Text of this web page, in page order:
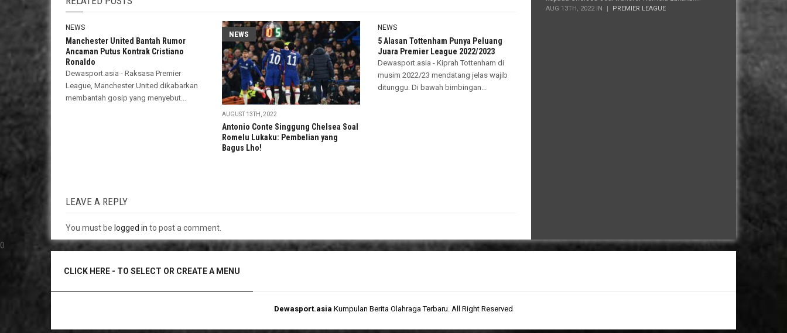
NEWS
Manchester United Bantah Rumor
Ancaman Putus Kontrak Cristiano
Ronaldo
Dewasport.asia - Raksasa Premier
League, Manchester United dikabarkan
membantah gosip yang menyebut...
NEWS
AUGUST 13TH, 2022
Antonio Conte Singgung Chelsea Soal
Romelu Lukaku: Pembelian yang
Bagus Lho!
NEWS
5 Alasan Tottenham Punya Peluang
Juara Premier League 2022/2023
Dewasport.asia - Kiprah Tottenham di
musim 2022/23 mendatang jelas wajib
ditunggu. Di bawah bimbingan...
LEAVE A REPLY
You must be logged in to post a comment.
AUG 13TH, 2022 IN PREMIER LEAGUE
0
CLICK HERE - TO SELECT OR CREATE A MENU
Dewasport.asia Kumpulan Berita Olahraga Terbaru. All Right Reserved